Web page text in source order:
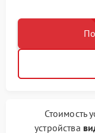
Стоимость
устройства